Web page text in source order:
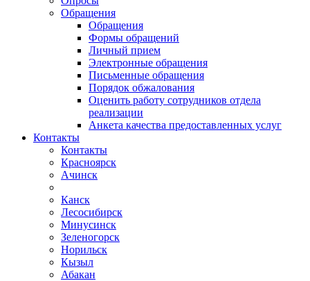
Обращения
Обращения
Формы обращений
Личный прием
Электронные обращения
Письменные обращения
Порядок обжалования
Оценить работу сотрудников отдела
реализации
Анкета качества предоставленных услуг
Контакты
Контакты
Красноярск
Ачинск
Канск
Лесосибирск
Минусинск
Зеленогорск
Норильск
Кызыл
Абакан